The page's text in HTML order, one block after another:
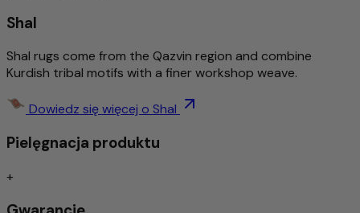
Wełna z której wykonany jest dywan jest bardzo dobrej
Sam wzór dywanów Ziegler został kiedyś stworzony przez
przedsiębiorcę ze Szwajcarii i do dziś jest nowoczesny.
Więcej o tym produkcie
Tradycyjny & wyszukany ręcznie sękaty
Izolacja akustyczna/odpowiednia dla ogrzewania
Shal
Shal rugs come from the Qazvin region and combine
Kurdish tribal motifs with a finer workshop weave.
Dowiedz się więcej o Shal
Pielęgnacja produktu
+